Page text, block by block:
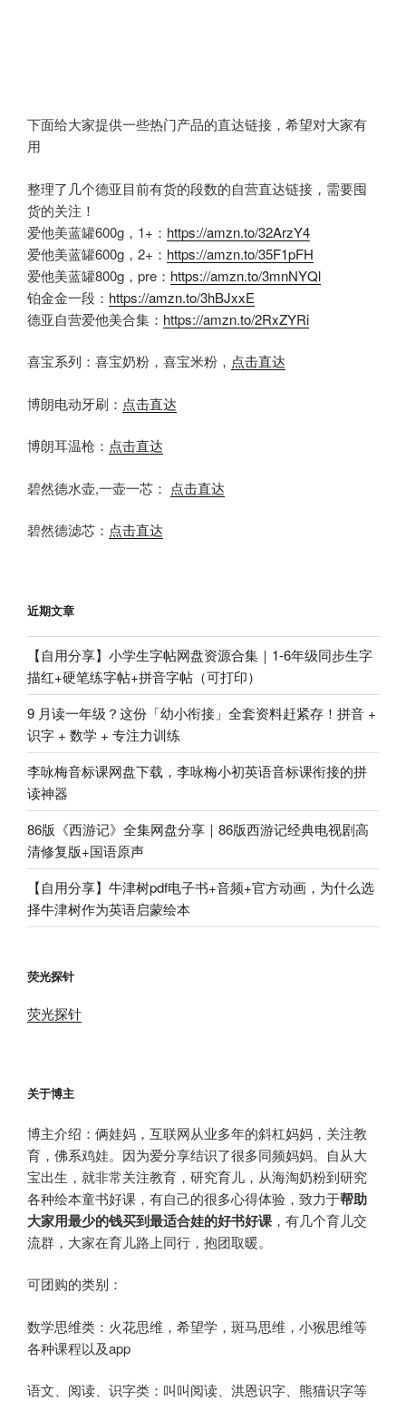
下面给大家提供一些热门产品的直达链接，希望对大家有
用
整理了几个德亚目前有货的段数的自营直达链接，需要囤
货的关注！
爱他美蓝罐600g，1+： https://amzn.to/32ArzY4
爱他美蓝罐600g，2+： https://amzn.to/35F1pFH
爱他美蓝罐800g，pre： https://amzn.to/3mnNYQl
铂金金一段： https://amzn.to/3hBJxxE
德亚自营爱他美合集： https://amzn.to/2RxZYRi
喜宝系列：喜宝奶粉，喜宝米粉， 点击直达
博朗电动牙刷： 点击直达
博朗耳温枪： 点击直达
碧然德水壶,一壶一芯： 点击直达
碧然德滤芯： 点击直达
近期文章
【自用分享】小学生字帖网盘资源合集｜1-6年级同步生字
描红+硬笔练字帖+拼音字帖（可打印）
9 月读一年级？这份「幼小衔接」全套资料赶紧存！拼音 +
识字 + 数学 + 专注力训练
李咏梅音标课网盘下载，李咏梅小初英语音标课衔接的拼
读神器
86版《西游记》全集网盘分享｜86版西游记经典电视剧高
清修复版+国语原声
【自用分享】牛津树pdf电子书+音频+官方动画，为什么选
择牛津树作为英语启蒙绘本
荧光探针
荧光探针
关于博主
博主介绍：俩娃妈，互联网从业多年的斜杠妈妈，关注教
育，佛系鸡娃。因为爱分享结识了很多同频妈妈。自从大
宝出生，就非常关注教育，研究育儿，从海淘奶粉到研究
各种绘本童书好课，有自己的很多心得体验，致力于帮助
大家用最少的钱买到最适合娃的好书好课 ，有几个育儿交
流群，大家在育儿路上同行，抱团取暖。
可团购的类别：
数学思维类：火花思维，希望学，斑马思维，小猴思维等
各种课程以及app
语文、阅读、识字类：叫叫阅读、洪恩识字、熊猫识字等